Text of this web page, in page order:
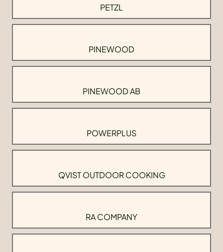
PETZL
PINEWOOD
PINEWOOD AB
POWERPLUS
QVIST OUTDOOR COOKING
RA COMPANY